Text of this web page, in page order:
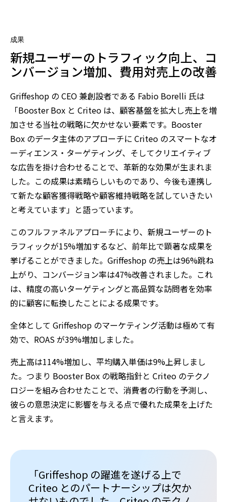
成果
新規ユーザーのトラフィック向上、コ
ンバージョン増加、費用対売上の改善
Griffeshop の CEO 兼創設者である Fabio Borelli 氏は
「Booster Box と Criteo は、顧客基盤を拡大し売上を増
加させる当社の戦略に欠かせない要素です。Booster
Box のデータ主体のアプローチに Criteo のスマートなオ
ーディエンス・ターゲティング、そしてクリエイティブ
な広告を掛け合わせることで、革新的な効果が生まれま
した。この成果は素晴らしいものであり、今後も連携し
て新たな顧客獲得戦略や顧客維持戦略を試していきたい
と考えています」と語っています。
このフルファネルアプローチにより、新規ユーザーのト
ラフィックが15%増加するなど、前年比で顕著な成果を
挙げることができました。Griffeshop の売上は96%跳ね
上がり、コンバージョン率は47%改善されました。これ
は、精度の高いターゲティングと高品質な訪問者を効率
的に顧客に転換したことによる成果です。
全体として Griffeshop のマーケティング活動は極めて有
効で、ROAS が39%増加しました。
売上高は114%増加し、平均購入単価は9%上昇しまし
た。つまり Booster Box の戦略指針と Criteo のテクノ
ロジーを組み合わせたことで、消費者の行動を予測し、
彼らの意思決定に影響を与える点で優れた成果を上げた
と言えます。
「Griffeshop の躍進を遂げる上で
Criteo とのパートナーシップは欠か